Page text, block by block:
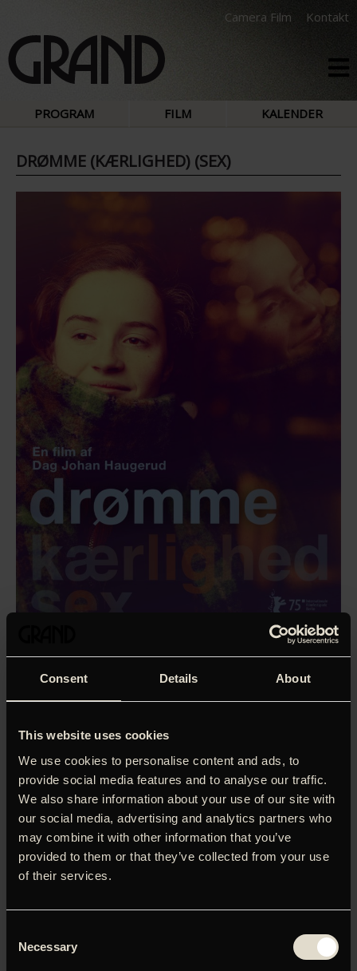
Consent Details About
This website uses cookies
We use cookies to personalise content and ads, to
provide social media features and to analyse our traffic.
We also share information about your use of our site with
our social media, advertising and analytics partners who
may combine it with other information that you’ve
provided to them or that they’ve collected from your use
of their services.
Selection
Necessary
Camera Film Kontakt
PROGRAM FILM KALENDER
DRØMME (KÆRLIGHED) (SEX)
Dagbladet Information
‘Drømme’, som vandt Guldbjørnen i Berlin, fortæller om
den 17-årige Johanne, som forelsker sig i sin
fransklærerinde. I et forsøg på at holde fast i følelsen,
skriver hun alt hvad hun oplever ned. Da hendes mor og
bedstemor ser, hvad hun har skrevet, chokeres de over de
intime beskrivelser, for derefter at blive betaget af
dagbogens litterære kvaliteter. Men hvad er der egentlig
sket mellem Johanne og læreren? Og skal historien udgives